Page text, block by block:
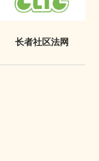
长者社区法网